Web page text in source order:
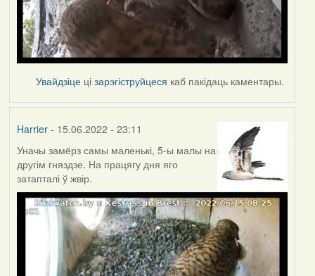
Увайдзіце цізарэгіструйцеся каб пакідаць каментары.
Harrier- 15.06.2022 - 23:11
Уначы замёрз самы маленькі, 5-ы малы на
другім гняздзе. На працягу дня яго
затапталі ў жвір.